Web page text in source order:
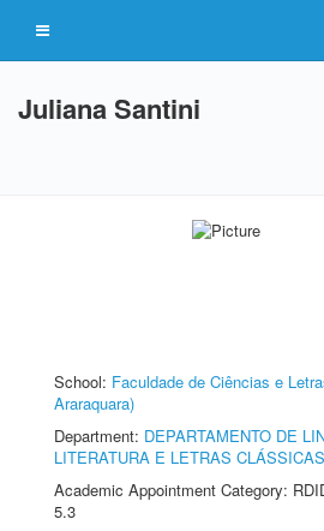
Juliana Santini
School: Faculdade de Ciências e
Araraquara)
Department: DEPARTAMENTO DE
LITERATURA E LETRAS CLÁSSICAS
Academic Appointment Category:
5.3